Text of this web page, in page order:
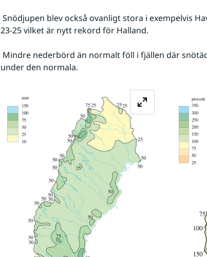
23-25 vilket är nytt rekord för Halland.
under den normala.